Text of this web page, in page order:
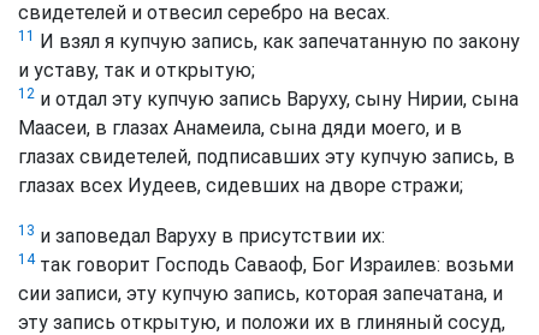
свидетелей и отвесил серебро на весах.
11 И взял я купчую запись, как запечатанную по закону
и уставу, так и открытую;
12 и отдал эту купчую запись Варуху, сыну Нирии, сына
Маасеи, в глазах Анамеила, сына дяди моего, и в
глазах свидетелей, подписавших эту купчую запись, в
глазах всех Иудеев, сидевших на дворе стражи;
13 и заповедал Варуху в присутствии их:
14так говорит Господь Саваоф, Бог Израилев: возьми
сии записи, эту купчую запись, которая запечатана, и
эту запись открытую, и положи их в глиняный сосуд,